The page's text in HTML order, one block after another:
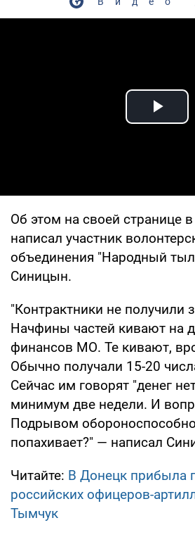
Об этом на своей странице
написал участник
объединения "Народный
Синицын.
"Контрактники не получили
Начфины частей кивают на
финансов МО. Те кивают,
Обычно получали 15-20
Сейчас им говорят "денег
минимум две недели. И
Подрывом
попахивает?" — написал
Читайте: В Донецк прибыла
российских офицеров-
Тымчук